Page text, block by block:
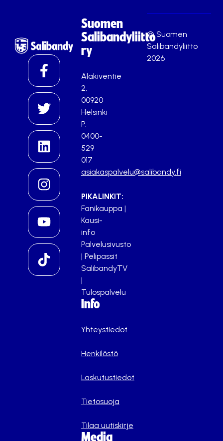
Suomen
Salibandyliitto
ry
Alakiventie
2,
00920
Helsinki
P.
0400-
529
017
asiakaspalvelu@salibandy.fi
PIKALINKIT:
Fanikauppa |
Kausi-
info
Palvelusivusto
| Pelipassit
SalibandyTV
|
Tulospalvelu
Info
Yhteystiedot
Henkilöstö
Laskutustiedot
Tietosuoja
Tilaa uutiskirje
Media
© Suomen
Salibandyliitto
2026